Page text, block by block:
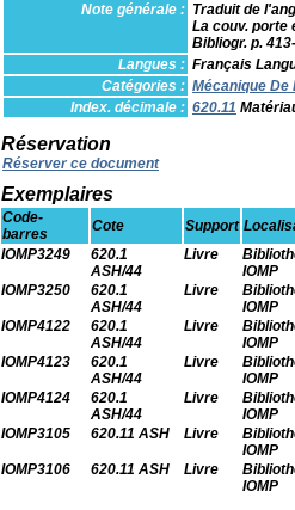
Note générale : Traduit de
La couv. porte
Bibliogr. p.
Langues : Français
Catégories : Mécanique De
Index. décimale : 620.11
Réservation
Réserver ce document
Exemplaires
Code-
barres
Cote Support
IOMP3249
620.1
ASH/44
Livre
IOMP
IOMP3250
620.1
ASH/44
Livre
IOMP
IOMP4122
620.1
ASH/44
Livre
IOMP
IOMP4123
620.1
ASH/44
Livre
IOMP
IOMP4124
620.1
ASH/44
Livre
IOMP
IOMP3105
620.11 ASH Livre
IOMP
IOMP3106
620.11 ASH Livre
IOMP